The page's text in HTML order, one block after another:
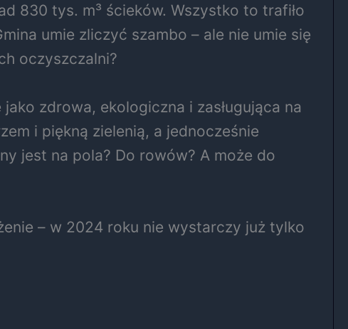
830 tys. m³ ścieków. Wszystko to trafiło
umie zliczyć szambo – ale nie umie się
oczyszczalni?
zdrowa, ekologiczna i zasługująca na
i piękną zielenią, a jednocześnie
jest na pola? Do rowów? A może do
– w 2024 roku nie wystarczy już tylko